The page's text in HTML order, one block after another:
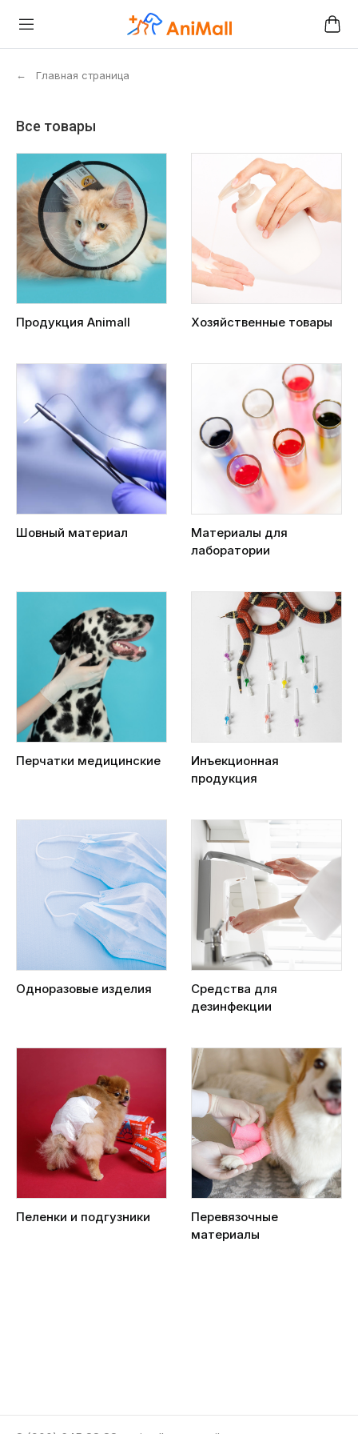
← Главная страница
Все товары
Продукция Animall Хозяйственные товары
Шовный материал
Материалы для
лаборатории
Перчатки медицинские
Инъекционная
продукция
Одноразовые изделия
Средства для
дезинфекции
Пеленки и подгузники
Перевязочные
материалы